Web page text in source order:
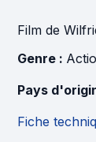
Film de
Genre :
Pays
Fiche